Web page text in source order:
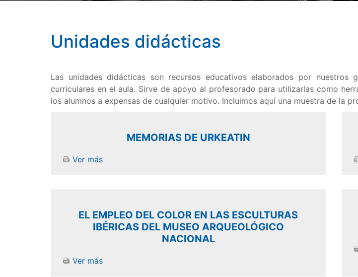
Unidades didácticas
Las unidades didácticas son recursos educativos elaborados por
curriculares en el aula. Sirve de apoyo al profesorado para utilizarlas como
los alumnos a expensas de cualquier motivo. Incluimos aquí una muestra de la
MEMORIAS DE URKEATIN
Ver más
EL EMPLEO DEL COLOR EN LAS ESCULTURAS
IBÉRICAS DEL MUSEO ARQUEOLÓGICO
NACIONAL
Ver más